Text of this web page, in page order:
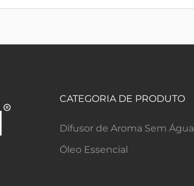
CATEGORIA DE PRODUTO
Difusor de Aroma Sem Água
Óleo Essencial